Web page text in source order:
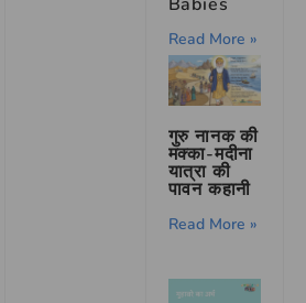
Babies
Read More »
गुरु नानक की
मक्का-मदीना
यात्रा की
पावन कहानी
Read More »